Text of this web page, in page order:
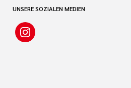
UNSERE SOZIALEN MEDIEN